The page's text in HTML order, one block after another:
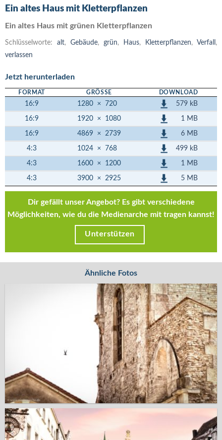
Ein altes Haus mit Kletterpflanzen
Ein altes Haus mit grünen Kletterpflanzen
Schlüsselworte: alt, Gebäude, grün, Haus, Kletterpflanzen, Verfall ,
verlassen
Jetzt herunterladen
FORMAT GRÖSSE DOWNLOAD
16:9 1280 × 720 579 kB
16:9 1920 × 1080 1 MB
16:9 4869 × 2739 6 MB
4:3 1024 × 768 499 kB
4:3 1600 × 1200 1 MB
4:3 3900 × 2925 5 MB
Dir gefällt unser Angebot? Es gibt verschiedene
Möglichkeiten, wie du die Medienarche mit tragen kannst!
Unterstützen
Ähnliche Fotos